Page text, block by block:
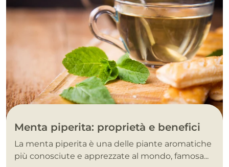
Menta piperita: proprietà e benefici
La menta piperita è una delle piante aromatiche
più conosciute e apprezzate al mondo, famosa...